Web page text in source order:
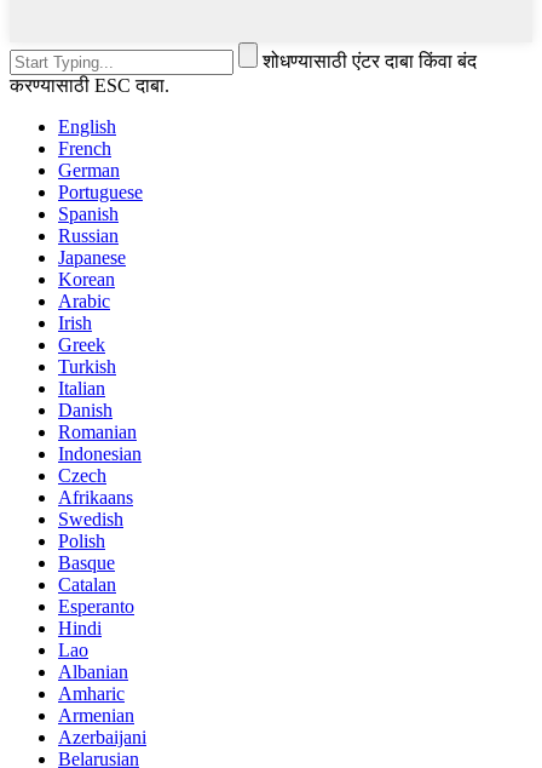
शोधण्यासाठी एंटर दाबा किंवा बंद
करण्यासाठी ESC दाबा.
English
French
German
Portuguese
Spanish
Russian
Japanese
Korean
Arabic
Irish
Greek
Turkish
Italian
Danish
Romanian
Indonesian
Czech
Afrikaans
Swedish
Polish
Basque
Catalan
Esperanto
Hindi
Lao
Albanian
Amharic
Armenian
Azerbaijani
Belarusian